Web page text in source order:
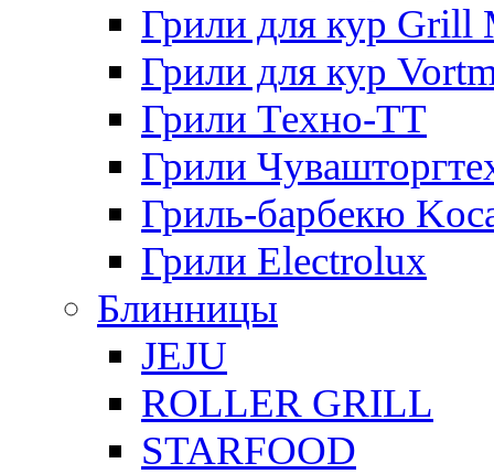
Грили для кур Grill
Грили для кур
Грили Техно-ТТ
Грили
Гриль-барбекю
Грили Electrolux
Блинницы
JEJU
ROLLER GRILL
STARFOOD